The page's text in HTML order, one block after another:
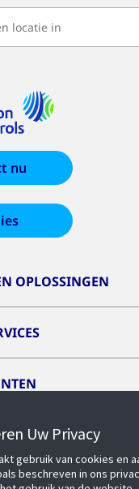
nu
OPLOSSINGEN
Uw Privacy
gebruik van cookies en
beschreven in ons